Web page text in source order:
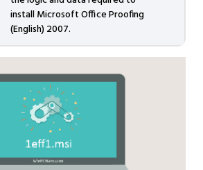
install Microsoft Office Proofing
(English) 2007.